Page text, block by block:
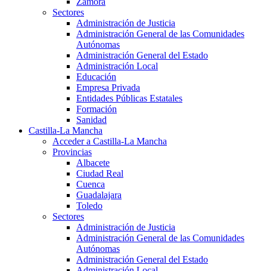
Sectores
Administración de Justicia
Administración General de las Comunidades
Autónomas
Administración General del Estado
Administración Local
Educación
Empresa Privada
Entidades Públicas Estatales
Formación
Sanidad
Castilla-La Mancha
Acceder a Castilla-La Mancha
Provincias
Albacete
Ciudad Real
Cuenca
Guadalajara
Toledo
Sectores
Administración de Justicia
Administración General de las Comunidades
Autónomas
Administración General del Estado